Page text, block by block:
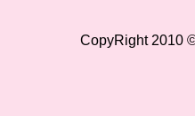
CopyRight 2010